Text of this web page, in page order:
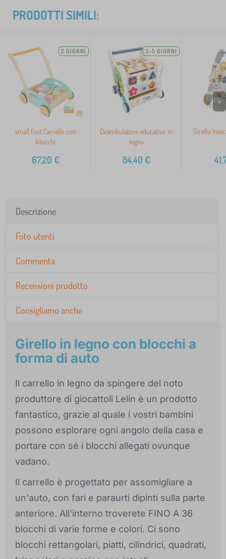
PRODOTTI SIMILI:
2 GIORNI
small foot Carrello con
blocchi
67,20 €
3-5 GIORNI
Deambulatore educativo in
legno
84,40 €
Girello
>
Descrizione
Foto utenti
Commenta
Recensioni prodotto
Consigliamo anche
Girello in legno con blocchi a
forma di auto
Il carrello in legno da spingere del noto
produttore di giocattoli Lelin è un prodotto
fantastico, grazie al quale i vostri bambini
possono esplorare ogni angolo della casa e
portare con sé i blocchi allegati ovunque
vadano.
Il carrello è progettato per assomigliare a
un'auto, con fari e paraurti dipinti sulla parte
anteriore. All'interno troverete FINO A 36
blocchi di varie forme e colori. Ci sono
blocchi rettangolari, piatti, cilindrici, quadrati,